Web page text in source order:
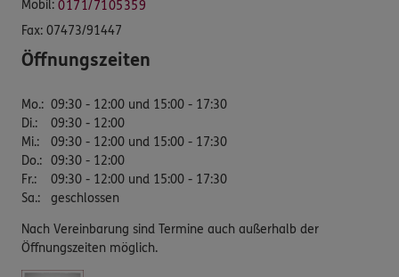
Mobil: 0171/7105359
Fax: 07473/91447
Öffnungszeiten
Mo.: 09:30 - 12:00 und 15:00 - 17:30
Di.:
09:30 - 12:00
Mi.:
09:30 - 12:00 und 15:00 - 17:30
Do.: 09:30 - 12:00
Fr.:
09:30 - 12:00 und 15:00 - 17:30
Sa.: geschlossen
Nach Vereinbarung sind Termine auch außerhalb der
Öffnungszeiten möglich.